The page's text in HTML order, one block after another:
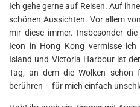
Ich gehe gerne auf Reisen. Auf
schönen Aussichten. Vor allem
mir diese immer. Insbesonder
Icon in Hong Kong vermisse
Island und Victoria Harbour ist
Tag, an dem die Wolken schon
berühren – für mich einfach